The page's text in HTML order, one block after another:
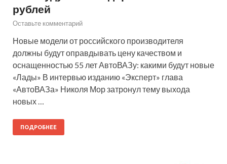
рублей
Оставьте комментарий
Новые модели от российского производителя
должны будут оправдывать цену качеством и
оснащенностью 55 лет АвтоВАЗу: какими будут новые
«Лады» В интервью изданию «Эксперт» глава
«АвтоВАЗа» Николя Мор затронул тему выхода
новых …
ПОДРОБНЕЕ